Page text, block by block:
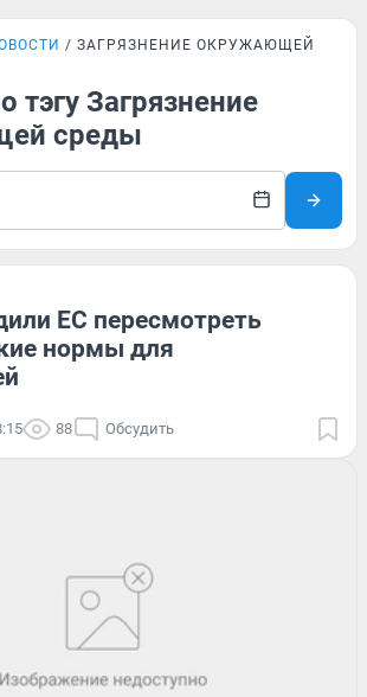
ЗАГРЯЗНЕНИЕ ОКРУЖАЮЩЕЙ
тэгу Загрязнение
среды
ЕС пересмотреть
нормы для
88 Обсудить